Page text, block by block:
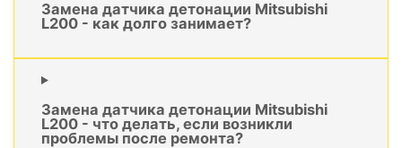
Замена датчика детонации Mitsubishi
L200 - как долго занимает?
Замена датчика детонации Mitsubishi
L200 - что делать, если возникли
проблемы после ремонта?